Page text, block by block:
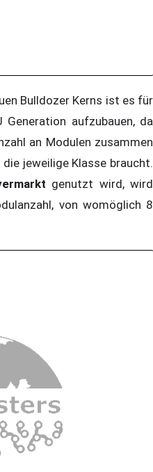
Bulldozer Kerns ist es für
aufzubauen, da
an Modulen zusammen
jeweilige Klasse braucht.
genutzt wird, wird
von womöglich 8